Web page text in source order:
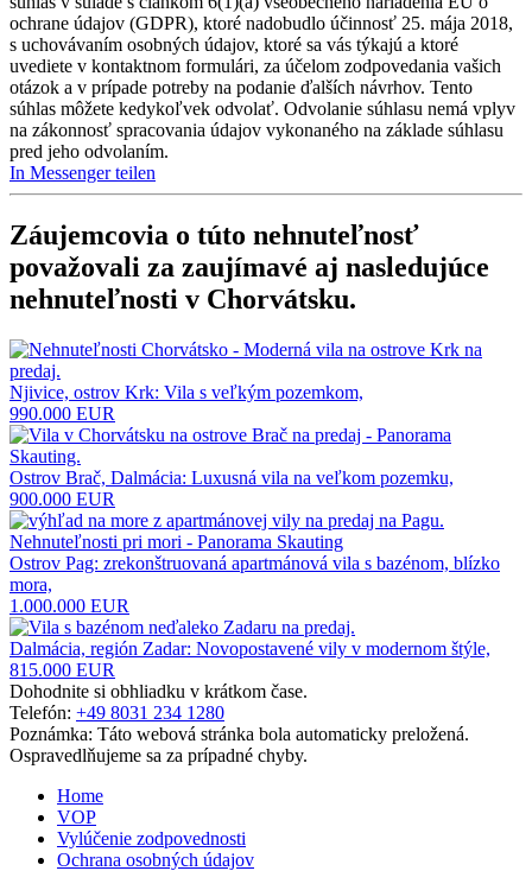
ochrane údajov (GDPR), ktoré nadobudlo účinnosť 25. mája 2018,
s uchovávaním osobných údajov, ktoré sa vás týkajú a ktoré
uvediete v kontaktnom formulári, za účelom zodpovedania vašich
otázok a v prípade potreby na podanie ďalších návrhov. Tento
súhlas môžete kedykoľvek odvolať. Odvolanie súhlasu nemá vplyv
na zákonnosť spracovania údajov vykonaného na základe súhlasu
pred jeho odvolaním.
In Messenger teilen
Záujemcovia o túto nehnuteľnosť
považovali za zaujímavé aj nasledujúce
nehnuteľnosti v Chorvátsku.
Njivice, ostrov Krk: Vila s veľkým pozemkom,
990.000 EUR
Ostrov Brač, Dalmácia: Luxusná vila na veľkom pozemku,
900.000 EUR
Ostrov Pag: zrekonštruovaná apartmánová vila s bazénom, blízko
mora,
1.000.000 EUR
Dalmácia, región Zadar: Novopostavené vily v modernom štýle,
815.000 EUR
Dohodnite si obhliadku v krátkom čase.
Telefón: +49 8031 234 1280
Poznámka: Táto webová stránka bola automaticky preložená.
Ospravedlňujeme sa za prípadné chyby.
Home
VOP
Vylúčenie zodpovednosti
Ochrana osobných údajov